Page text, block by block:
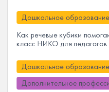
Дошкольное образование
Как речевые кубики
класс НИКО для
Дошкольное образование
Дополнительное